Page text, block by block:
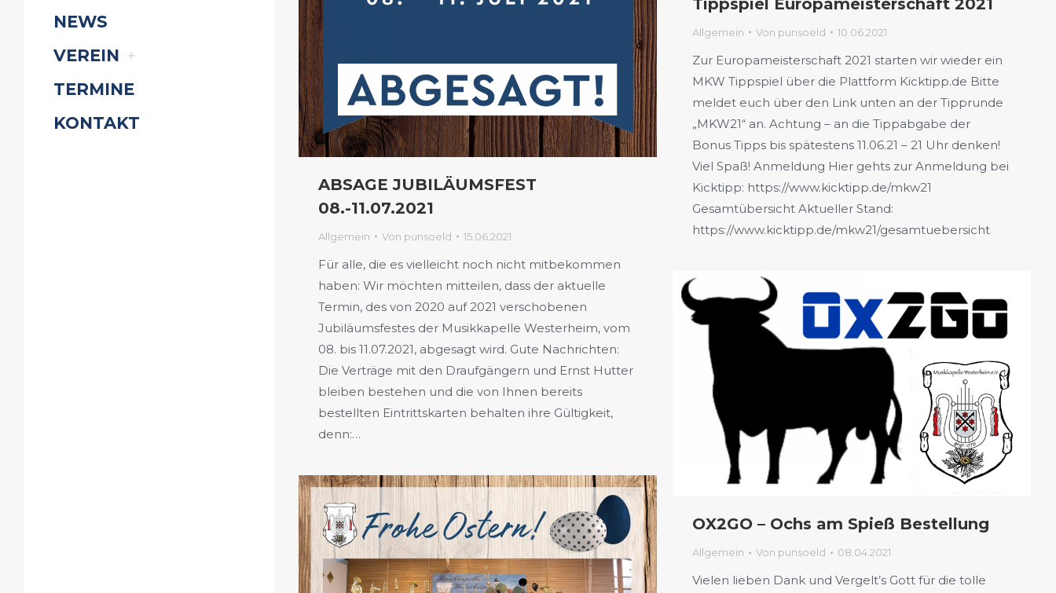
NEWS
VEREIN
TERMINE
KONTAKT
ABSAGE JUBILÄUMSFEST
08.-11.07.2021
Allgemein Von punsoeld 15.06.2021
Für alle, die es vielleicht noch nicht mitbekommen
haben: Wir möchten mitteilen, dass der aktuelle
Termin, des von 2020 auf 2021 verschobenen
Jubiläumsfestes der Musikkapelle Westerheim, vom
08. bis 11.07.2021, abgesagt wird. Gute Nachrichten:
Die Verträge mit den Draufgängern und Ernst Hutter
bleiben bestehen und die von Ihnen bereits
bestellten Eintrittskarten behalten ihre Gültigkeit,
denn:…
Tippspiel Europameisterschaft 2021
Allgemein Von punsoeld 10.06.2021
Zur Europameisterschaft 2021 starten wir wieder ein
MKW Tippspiel über die Plattform Kicktipp.de Bitte
meldet euch über den Link unten an der Tipprunde
„MKW21“ an. Achtung – an die Tippabgabe der
Bonus Tipps bis spätestens 11.06.21 – 21 Uhr denken!
Viel Spaß! Anmeldung Hier gehts zur Anmeldung bei
Kicktipp: https://www.kicktipp.de/mkw21
Gesamtübersicht Aktueller Stand:
https://www.kicktipp.de/mkw21/gesamtuebersicht
OX2GO – Ochs am Spieß Bestellung
Allgemein Von punsoeld 08.04.2021
Vielen lieben Dank und Vergelt’s Gott für die tolle